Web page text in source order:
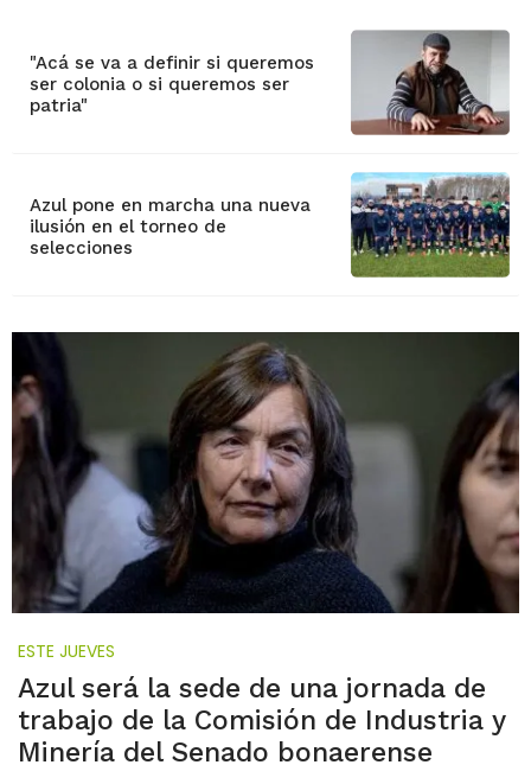
"Acá se va a definir si queremos
ser colonia o si queremos ser
patria"
Azul pone en marcha una nueva
ilusión en el torneo de
selecciones
ESTE JUEVES
Azul será la sede de una jornada de
trabajo de la Comisión de Industria y
Minería del Senado bonaerense